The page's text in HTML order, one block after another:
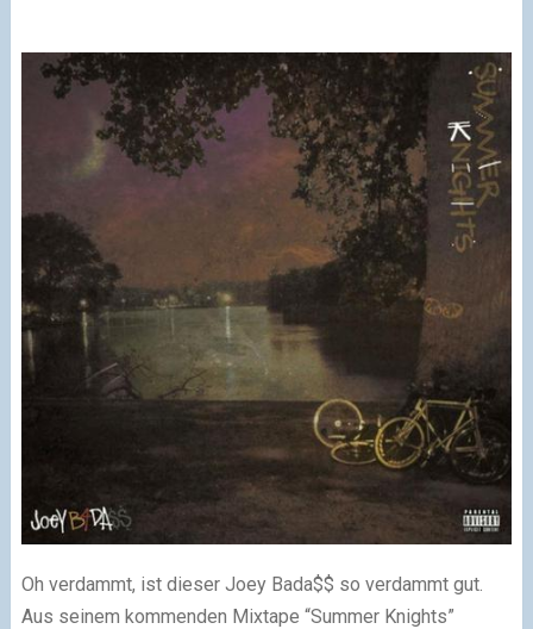
Oh verdammt, ist dieser Joey Bada$$ so verdammt gut.
Aus seinem kommenden Mixtape “Summer Knights”